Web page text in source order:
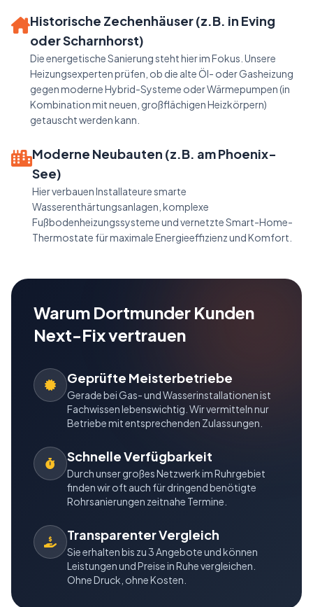
Historische Zechenhäuser (z.B. in Eving
oder Scharnhorst)
Die energetische Sanierung steht hier im Fokus. Unsere
Heizungsexperten prüfen, ob die alte Öl- oder Gasheizung
gegen moderne Hybrid-Systeme oder Wärmepumpen (in
Kombination mit neuen, großflächigen Heizkörpern)
getauscht werden kann.
Moderne Neubauten (z.B. am Phoenix-
See)
Hier verbauen Installateure smarte
Wasserenthärtungsanlagen, komplexe
Fußbodenheizungssysteme und vernetzte Smart-Home-
Thermostate für maximale Energieeffizienz und Komfort.
Warum Dortmunder Kunden
Next-Fix vertrauen
Geprüfte Meisterbetriebe
Gerade bei Gas- und Wasserinstallationen ist
Fachwissen lebenswichtig. Wir vermitteln nur
Betriebe mit entsprechenden Zulassungen.
Schnelle Verfügbarkeit
Durch unser großes Netzwerk im Ruhrgebiet
finden wir oft auch für dringend benötigte
Rohrsanierungen zeitnahe Termine.
Transparenter Vergleich
Sie erhalten bis zu 3 Angebote und können
Leistungen und Preise in Ruhe vergleichen.
Ohne Druck, ohne Kosten.